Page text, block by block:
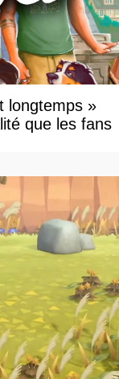
longtemps »
que les fans